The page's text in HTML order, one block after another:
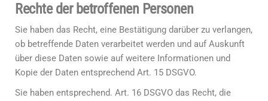
Rechte der betroffenen Personen
Sie haben das Recht, eine Bestätigung darüber zu verlangen,
ob betreffende Daten verarbeitet werden und auf Auskunft
über diese Daten sowie auf weitere Informationen und
Kopie der Daten entsprechend Art. 15 DSGVO.
Sie haben entsprechend. Art. 16 DSGVO das Recht, die